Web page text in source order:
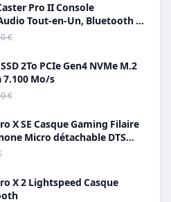
Pro II Console
Tout-en-Un, Bluetooth et
€
2To PCIe Gen4 NVMe M.2
7.100 Mo/s
€
X SE Casque Gaming Filaire
Micro détachable DTS
X 2 Lightspeed Casque